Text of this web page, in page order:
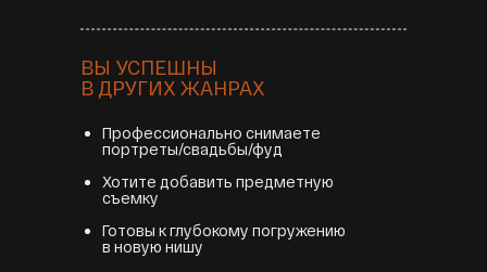
Профессионально снимаете
портреты/свадьбы/фуд
Хотите добавить предметную
съемку
Готовы к глубокому погружению
в новую нишу
ВЫ УСПЕШНЫ
В ДРУГИХ ЖАНРАХ